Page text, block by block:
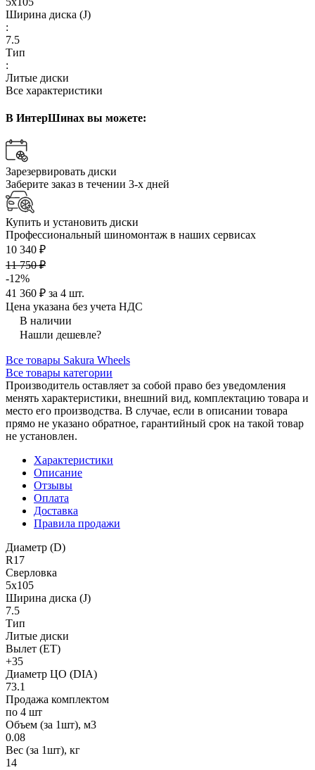
Ширина диска (J)
:
7.5
Тип
:
Литые диски
Все характеристики
В ИнтерШинах вы можете:
Зарезервировать диски
Заберите заказ в течении 3-х дней
Купить и установить диски
Профессиональный шиномонтаж в наших сервисах
10 340 ₽
11 750 ₽
-12%
41 360 ₽ за 4 шт.
Цена указана без учета НДС
В наличии
Нашли дешевле?
Все товары Sakura Wheels
Все товары категории
Производитель оставляет за собой право без уведомления
менять характеристики, внешний вид, комплектацию товара и
место его производства. В случае, если в описании товара
прямо не указано обратное, гарантийный срок на такой товар
не установлен.
Характеристики
Описание
Отзывы
Оплата
Доставка
Правила продажи
Диаметр (D)
R17
Сверловка
5x105
Ширина диска (J)
7.5
Тип
Литые диски
Вылет (ET)
+35
Диаметр ЦО (DIA)
73.1
Продажа комплектом
по 4 шт
Объем (за 1шт), м3
0.08
Вес (за 1шт), кг
14